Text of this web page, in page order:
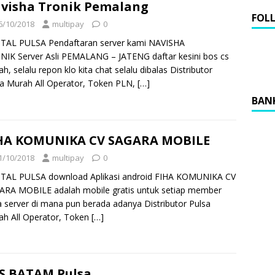
Tronik Pemalang
10/2018 multipay 0
PULSA Pendaftaran server kami NAVISHA
Server Asli PEMALANG – JATENG daftar kesini bos cs
selalu repon klo kita chat selalu dibalas Distributor
Murah All Operator, Token PLN, […]
KOMUNIKA CV SAGARA MOBILE
10/2018 multipay 0
PULSA download Aplikasi android FIHA KOMUNIKA CV
MOBILE adalah mobile gratis untuk setiap member
server di mana pun berada adanya Distributor Pulsa
All Operator, Token […]